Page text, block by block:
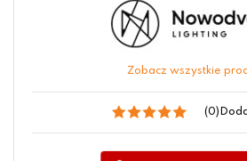
Zobacz wszystkie
(0)